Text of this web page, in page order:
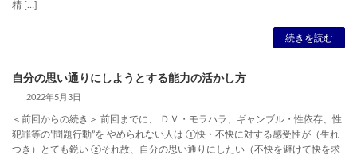
精 […]
続きを読む
自分の思い通りにしようとする能力の活かし方
2022年5月3日
＜前回からの続き＞ 前回までに、 ＤＶ・モラハラ、ギャンブル・性依存、性
犯罪等の”問題行動”を やめられない人は ①快・不快に対する感受性が（生れ
つき）とても鋭い ②それ故、自分の思い通りにしたい（不快を避けて快を求